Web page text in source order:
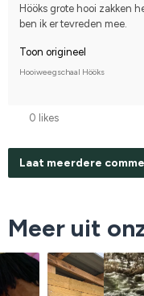
Hööks grote hooi zakken
ben ik er tevreden mee.
Toon origineel
Hooiweegschaal Hööks
0 likes
Laat meerdere
Meer uit